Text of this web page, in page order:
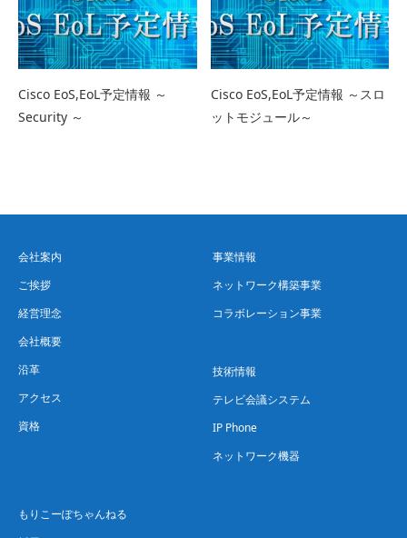
Cisco EoS,EoL予定情報 ～
Security ～
Cisco EoS,EoL予定情報 ～スロ
ットモジュール～
会社案内
ご挨拶
経営理念
会社概要
沿革
アクセス
資格
事業情報
ネットワーク構築事業
コラボレーション事業
技術情報
テレビ会議システム
IP Phone
ネットワーク機器
もりこーぽちゃんねる